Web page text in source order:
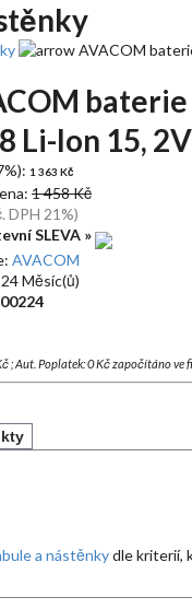
AVACOM
Li-Ion 15,
1 363 Kč
1 458 Kč
DPH 21%)
SLEVA »
AVACOM
Měsíc(ů)
; Aut. Poplatek: 0 Kč započítáno
a nástěnkydle kriterií,